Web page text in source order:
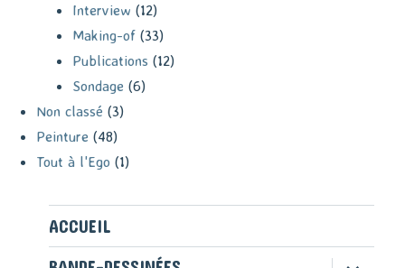
Interview (12)
Making-of (33)
Publications (12)
Sondage (6)
Non classé (3)
Peinture (48)
Tout à l'Ego (1)
ACCUEIL